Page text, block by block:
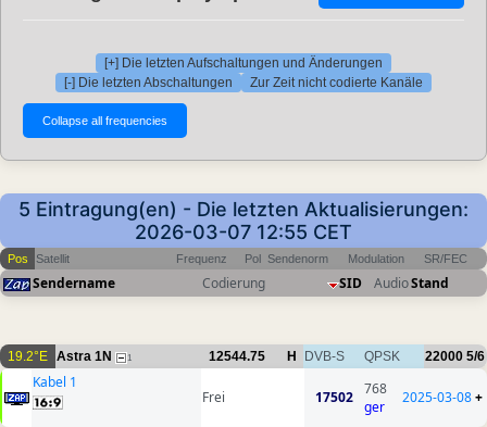
[+] Die letzten Aufschaltungen und Änderungen
[-] Die letzten Abschaltungen
Zur Zeit nicht codierte Kanäle
5 Eintragung(en) - Die letzten Aktualisierungen:
2026-03-07 12:55 CET
Pos Satellit Frequenz Pol Sendenorm Modulation SR/FEC
Sendername Codierung SID AudioStand
19.2°E Astra 1N 1 12544.75 H DVB-S QPSK 22000 5/6
Kabel 1
Frei
17502
768
ger
2025-03-08+